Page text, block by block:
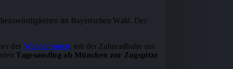
im Bayerischen Wald. Der
der Wanderrouten, mit der Zahnradbahn aus
Tagesausflug ab München zur Zugspitze